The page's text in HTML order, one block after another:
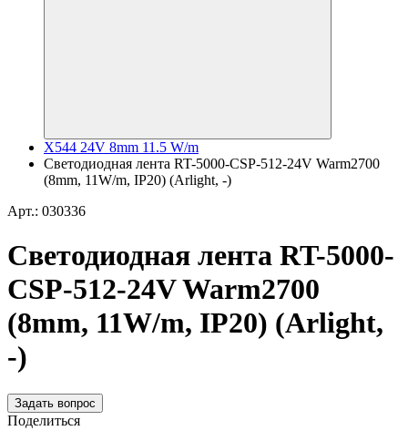
X544 24V 8mm 11.5 W/m
Светодиодная лента RT-5000-CSP-512-24V Warm2700
(8mm, 11W/m, IP20) (Arlight, -)
Арт.: 030336
Светодиодная лента RT-5000-
CSP-512-24V Warm2700
(8mm, 11W/m, IP20) (Arlight,
-)
Задать вопрос
Поделиться